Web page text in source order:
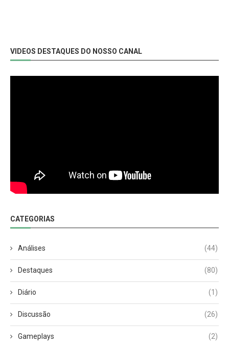
VIDEOS DESTAQUES DO NOSSO CANAL
CATEGORIAS
Análises (44)
Destaques (80)
Diário (1)
Discussão (26)
Gameplays (2)